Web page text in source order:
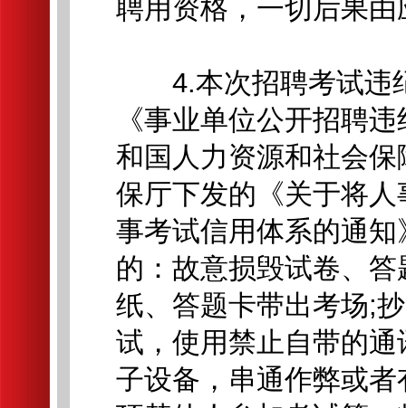
聘用资格，一切后果
4.本次招聘考试违
《事业单位公开招聘
和国人力资源和社会
保厅下发的《关于将
事考试信用体系的通
的：故意损毁试卷、
纸、答题卡带出考场;
试，使用禁止自带的
子设备，串通作弊或